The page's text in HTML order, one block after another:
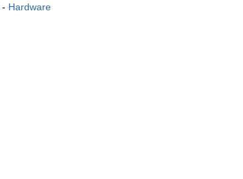
- Hardware